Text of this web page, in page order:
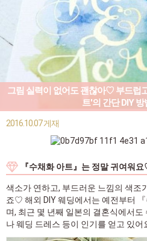
그림 실력이 없어도 괜찮아♡ 부드럽
트'의 간단 DIY 방
2016.10.07 게재
『수채화 아트』는 정말 귀여워
색소가 연하고, 부드러운 느낌의 색조
죠♡ 해외 DIY 웨딩에서는 예전부터
며, 최근 몇 년째 일본의 결혼식에서
나 웨딩 드레스 등이 인기를 얻고 있